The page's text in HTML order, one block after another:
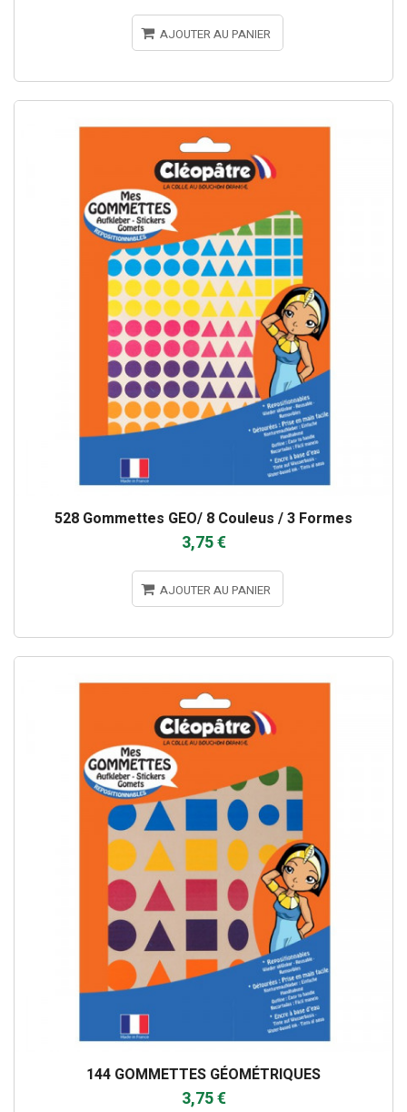
AJOUTER AU PANIER
528 Gommettes GEO/ 8 Couleus / 3 Formes
3,75 €
AJOUTER AU PANIER
144 GOMMETTES GÉOMÉTRIQUES
3,75 €